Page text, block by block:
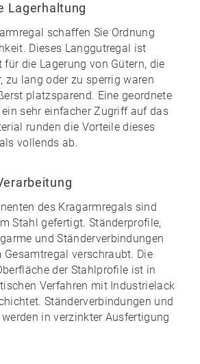
Lagerhaltung
schaffen Sie Ordnung
. Dieses Langgutregal ist
für die Lagerung von Gütern, die
zu lang oder zu sperrig waren
platzsparend. Eine geordnete
sehr einfacher Zugriffauf das
runden die Vorteile dieses
vollends ab.
des Kragarmregals sind
Stahl gefertigt. Ständerprofile,
und Ständerverbindungen
Gesamtregal verschraubt. Die
der Stahlprofile ist in
Verfahren mit Industrielack
Ständerverbindungen und
werden inverzinkter Ausfertigung